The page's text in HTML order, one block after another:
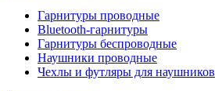
Гарнитуры проводные
Bluetooth-гарнитуры
Гарнитуры беспроводные
Наушники проводные
Чехлы и футляры для наушников